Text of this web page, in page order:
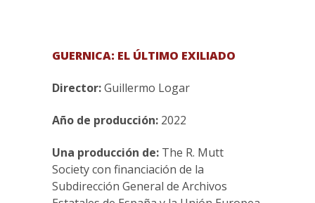
GUERNICA: EL ÚLTIMO EXILIADO
Director:Guillermo Logar
Año de producción: 2022
Una producción de: The R. Mutt
Society con financiación de la
Subdirección General de Archivos